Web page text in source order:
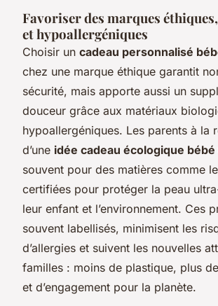
Favoriser des marques
et hypoallergéniques
Choisir un cadeau personnalisé
chez une marque éthique garantit
sécurité, mais apporte aussi un
douceur grâce aux matériaux
hypoallergéniques. Les parents à la
d’une idée cadeau écologique
souvent pour des matières comme
certifiées pour protéger la peau
leur enfant et l’environnement. Ces
souvent labellisés, minimisent les
d’allergies et suivent les nouvelles
familles : moins de plastique, plus
et d’engagement pour la planète.